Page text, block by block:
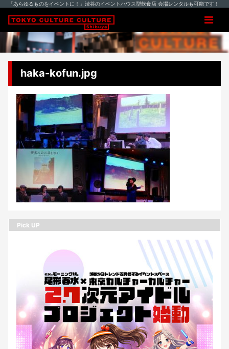
「あらゆるものをイベントに！」渋谷のイベントハウス型飲食店 会場レンタルも可能です！
haka-kofun.jpg
Pick UP